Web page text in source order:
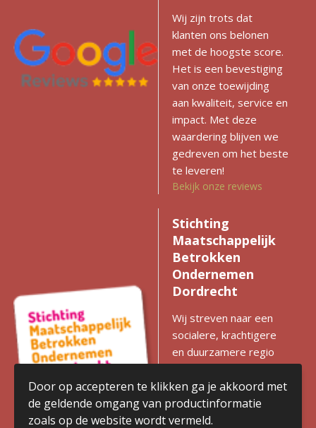
Wij zijn trots dat
klanten ons belonen
met de hoogste score.
Het is een bevestiging
van onze toewijding
aan kwaliteit, service en
impact. Met deze
waardering blijven we
gedreven om het beste
te leveren!
Bekijk onze reviews
Stichting
Maatschappelijk
Betrokken
Ondernemen
Dordrecht
Wij streven naar een
socialere, krachtigere
en duurzamere regio
met gelijke kansen voor
iedereen. Zien we
kansen voor
verbetering? Dan
Door op accepteren te klikken ga je akkoord met
de geldende omgang van productinformatie
zoals op de website wordt vermeld.